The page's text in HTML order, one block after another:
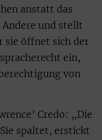
anstatt das
und stellt
sie öffnet sich der
ein,
von
Credo: „Die
spaltet, erstickt